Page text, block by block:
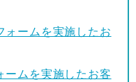
ォームを実施したお
ームを実施したお客